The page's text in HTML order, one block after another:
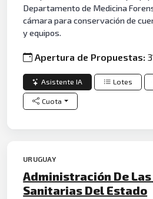
Departamento de Medicina
cámara para conservación de
y equipos.
Apertura de Propuestas:
Asistente IA Lotes
Cuota
URUGUAY
Administración De Las
Sanitarias Del Estado